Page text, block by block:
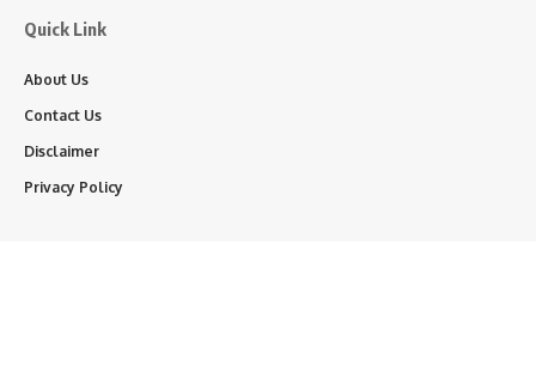
Quick Link
About Us
Contact Us
Disclaimer
Privacy Policy